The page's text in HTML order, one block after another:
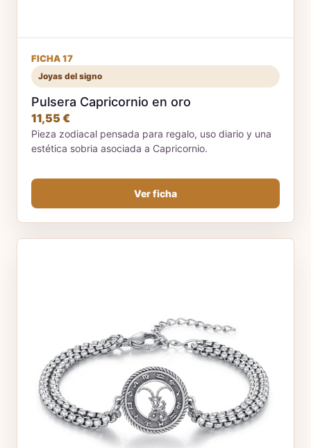
FICHA 17
Joyas del signo
Pulsera Capricornio en oro
11,55 €
Pieza zodiacal pensada para regalo, uso diario y una
estética sobria asociada a Capricornio.
Ver ficha